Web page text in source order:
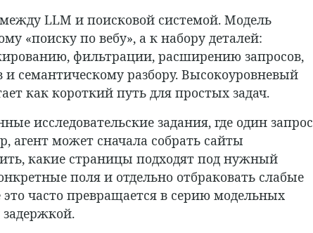
LLM и поисковой системой. Модель
«поиску по вебу», а к набору деталей:
фильтрации, расширению запросов,
и семантическому разбору. Высокоуровневый
как короткий путь для простых задач.
исследовательские задания, где один запрос
агент может сначала собрать сайты
какие страницы подходят под нужный
поля и отдельно отбраковать слабые
часто превращается в серию модельных